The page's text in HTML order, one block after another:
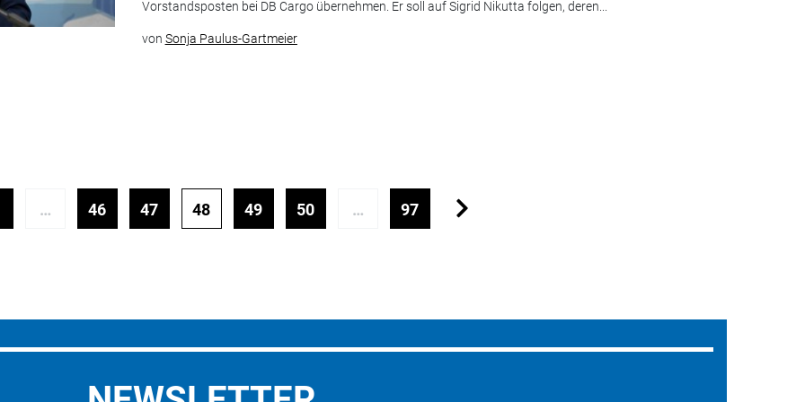
Vorstandsposten bei DB Cargo übernehmen. Er soll auf Sigrid Nikutta folgen, deren...
von Sonja Paulus-Gartmeier
… 46 47 48 49 50 … 97